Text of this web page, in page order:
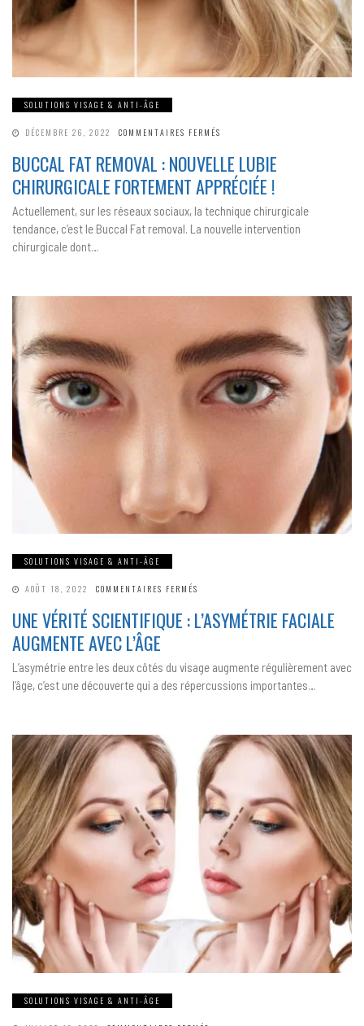
SOLUTIONS VISAGE & ANTI-ÂGE
DÉCEMBRE 26, 2022 COMMENTAIRES FERMÉS
REMOVAL
:
NOUVELLE
LUBIE
FORTEMENT
APPRÉCIÉE
!
BUCCAL FAT REMOVAL : NOUVELLE LUBIE
CHIRURGICALE FORTEMENT APPRÉCIÉE !
Actuellement, sur les réseaux sociaux, la technique chirurgicale
tendance, c’est le Buccal Fat removal. La nouvelle intervention
chirurgicale dont…
SOLUTIONS VISAGE & ANTI-ÂGE
AOÛT 18, 2022 COMMENTAIRES FERMÉS
SCIENTIFIQUE
:
AVEC
L’ÂGE
UNE VÉRITÉ SCIENTIFIQUE : L’ASYMÉTRIE FACIALE
AUGMENTE AVEC L’ÂGE
L’asymétrie entre les deux côtés du visage augmente régulièrement avec
l’âge, c’est une découverte qui a des répercussions importantes…
SOLUTIONS VISAGE & ANTI-ÂGE